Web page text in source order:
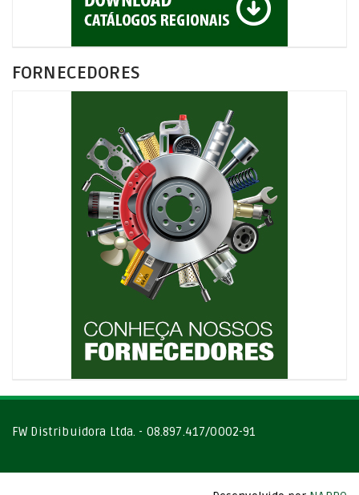
FORNECEDORES
FW Distribuidora Ltda. - 08.897.417/0002-91